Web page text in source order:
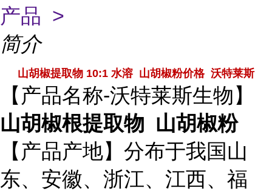
产品 >
简介
山胡椒提取物 10:1 水溶 山胡椒粉价格 沃特莱斯
【产品名称-沃特莱斯生物】
山胡椒根提取物 山胡椒粉
【产品产地】分布于我国山
东、安徽、浙江、江西、福